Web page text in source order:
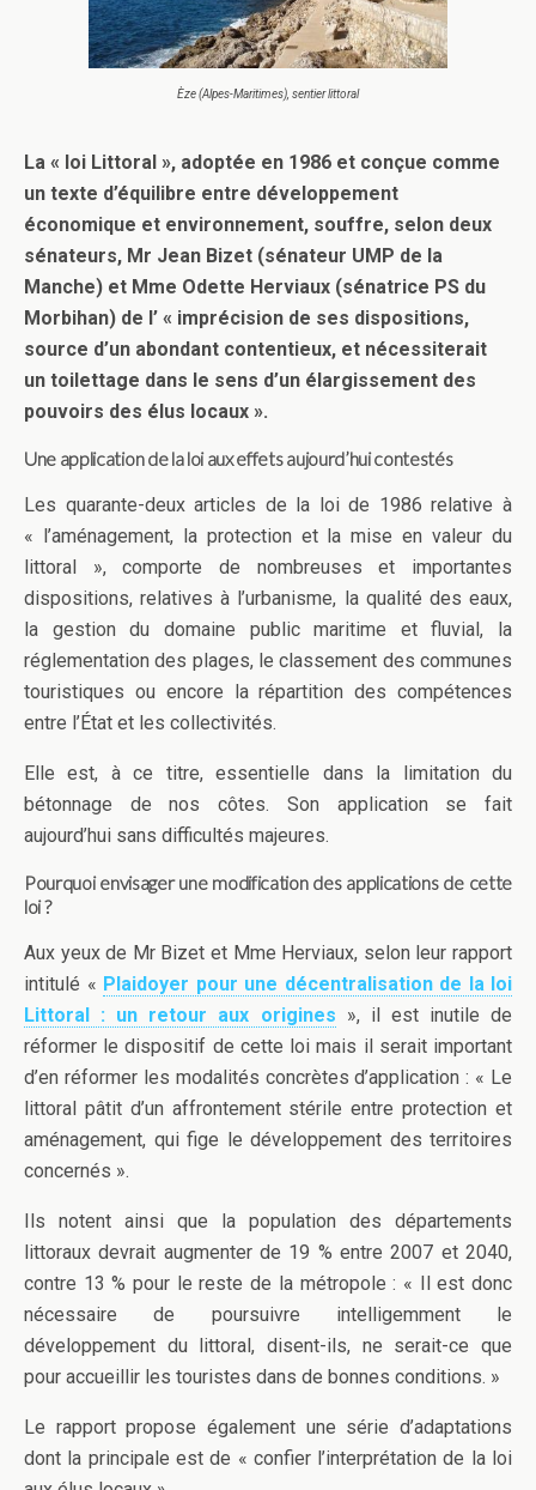
Èze (Alpes-Maritimes), sentier littoral
La « loi Littoral », adoptée en 1986 et conçue comme
un texte d’équilibre entre développement
économique et environnement, souffre, selon deux
sénateurs, Mr Jean Bizet (sénateur UMP de la
Manche) et Mme Odette Herviaux (sénatrice PS du
Morbihan) de l’ « imprécision de ses dispositions,
source d’un abondant contentieux, et nécessiterait
un toilettage dans le sens d’un élargissement des
pouvoirs des élus locaux ».
Une application de la loi aux effets aujourd’hui contestés
Les quarante-deux articles de la loi de 1986 relative à
« l’aménagement, la protection et la mise en valeur du
littoral », comporte de nombreuses et importantes
dispositions, relatives à l’urbanisme, la qualité des eaux,
la gestion du domaine public maritime et fluvial, la
réglementation des plages, le classement des communes
touristiques ou encore la répartition des compétences
entre l’État et les collectivités.
Elle est, à ce titre, essentielle dans la limitation du
bétonnage de nos côtes. Son application se fait
aujourd’hui sans difficultés majeures.
Pourquoi envisager une modification des applications de cette
loi ?
Aux yeux de Mr Bizet et Mme Herviaux, selon leur rapport
intitulé « Plaidoyer pour une décentralisation de la loi
Littoral : un retour aux origines », il est inutile de
réformer le dispositif de cette loi mais il serait important
d’en réformer les modalités concrètes d’application : « Le
littoral pâtit d’un affrontement stérile entre protection et
aménagement, qui fige le développement des territoires
concernés ».
Ils notent ainsi que la population des départements
littoraux devrait augmenter de 19 % entre 2007 et 2040,
contre 13 % pour le reste de la métropole : « Il est donc
nécessaire de poursuivre intelligemment le
développement du littoral, disent-ils, ne serait-ce que
pour accueillir les touristes dans de bonnes conditions. »
Le rapport propose également une série d’adaptations
dont la principale est de « confier l’interprétation de la loi